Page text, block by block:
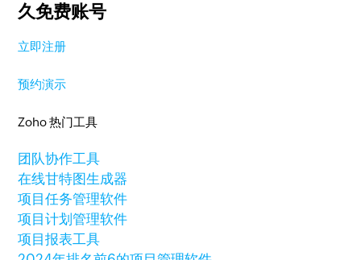
久免费账号
立即注册
预约演示
Zoho 热门工具
团队协作工具
在线甘特图生成器
项目任务管理软件
项目计划管理软件
项目报表工具